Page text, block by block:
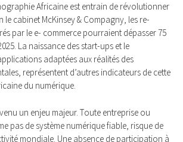
Africaine est entrain de révolutionner
le cabinet McKinsey & Compagny, les re-
par le e- commerce pourraient dépasser 75
La naissance des start-ups et le
adaptées aux réalités des
représentent d’autres indicateurs de cette
du numérique.
un enjeu majeur. Toute entreprise ou
pas de système numérique fiable, risque de
mondiale. Une absence de participation à